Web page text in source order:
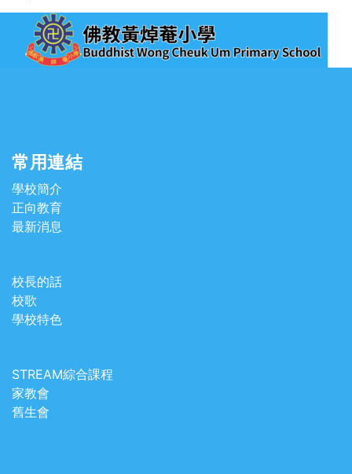
常用連結
學校簡介
正向教育
最新消息
校長的話
校歌
學校特色
STREAM綜合課程
家教會
舊生會